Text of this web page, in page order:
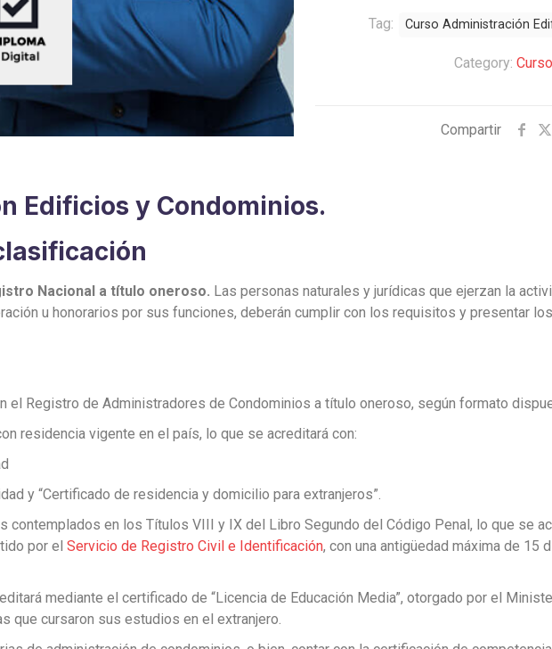
Condominios
Category:
Tag: Curso Administración
Compartir
Edificios y Condominios.
Nacional a título oneroso. Las personas naturales y jurídicas que ejerzan la
u honorarios por sus funciones, deberán cumplir con los requisitos y presentar
Registro de Administradores de Condominios a título oneroso, según formato
residencia vigente en el país, lo que se acreditará con:
y “Certificado de residencia y domicilio para extranjeros”.
contemplados en los Títulos VIII y IX del Libro Segundo del Código Penal, lo que se
por elServicio de Registro Civil e Identificación, con una antigüedad máxima de 15
mediante el certificado de “Licencia de Educación Media”, otorgado por el
que cursaron sus estudios en el extranjero.